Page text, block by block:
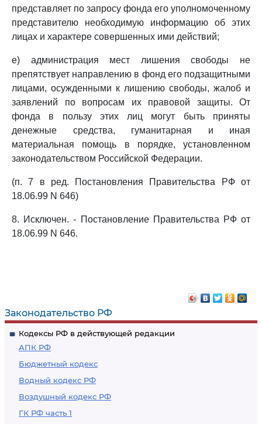
Законодательство РФ
Кодексы РФ в действующей редакции
АПК РФ
Бюджетный кодекс
Водный кодекс РФ
Воздушный кодекс РФ
ГК РФ часть 1
представляет по запросу фонда его уполномоченному
представителю необходимую информацию об этих
лицах и характере совершенных ими действий;
е) администрация мест лишения свободы не
препятствует направлению в фонд его подзащитными
лицами, осужденными к лишению свободы, жалоб и
заявлений по вопросам их правовой защиты. От
фонда в пользу этих лиц могут быть приняты
денежные средства, гуманитарная и иная
материальная помощь в порядке, установленном
законодательством Российской Федерации.
(п. 7 в ред. Постановления Правительства РФ от
18.06.99 N 646)
8. Исключен. - Постановление Правительства РФ от
18.06.99 N 646.